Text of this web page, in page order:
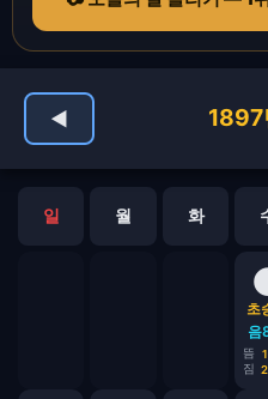
◀ 1897
일 월 화
초
음
뜸
짐